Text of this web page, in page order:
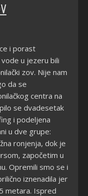
i porast
u jezeru bili
zov. Nije nam
da se
centra na
se dvadesetak
i podeljena
u dve grupe:
ronjenja, dok je
započetim u
Opremili smo se i
iznenadila jer
metara. Ispred